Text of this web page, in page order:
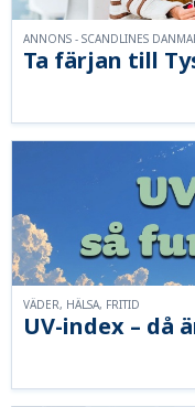
Ta färjan till
ANNONS - SCANDLINES
UV-index – då
VÄDER, HÄLSA, FRITID